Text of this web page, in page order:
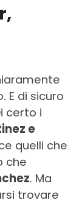
E di sicuro
certo i
e
quelli che
che
. Ma
trovare